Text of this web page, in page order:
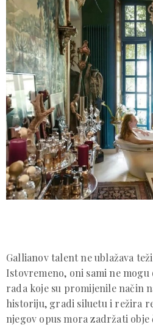
Gallianov talent ne ublažava
Istovremeno, oni sami ne
rada koje su promijenile način
historiju, gradi siluetu i režira
njegov opus mora zadržati